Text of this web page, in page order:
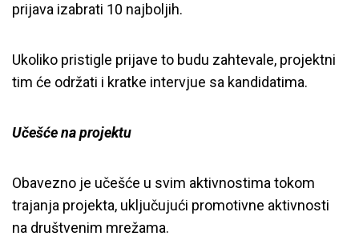
prijava izabrati 10 najboljih.
Ukoliko pristigle prijave to budu zahtevale, projektni
tim će održati i kratke intervjue sa kandidatima.
Učešće na projektu
Obavezno je učešće u svim aktivnostima tokom
trajanja projekta, uključujući promotivne aktivnosti
na društvenim mrežama.